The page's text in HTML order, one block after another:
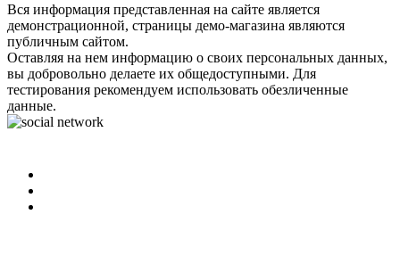
Вся информация представленная на сайте является
демонстрационной, страницы демо-магазина являются
публичным сайтом.
Оставляя на нем информацию о своих персональных данных,
вы добровольно делаете их общедоступными. Для
тестирования рекомендуем использовать обезличенные
данные.